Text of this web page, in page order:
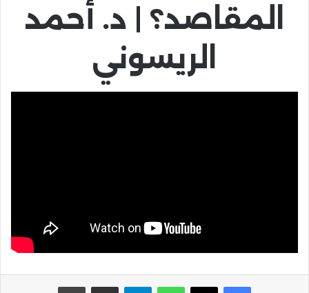
المقاصد؟ | د. أحمد
الريسوني
واتساب تيلقرام مشاركة عبر البريد